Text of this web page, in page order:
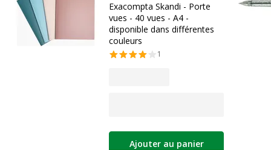
Exacompta Skandi - Porte
vues - 40 vues - A4 -
disponible dans différentes
couleurs
1
Ajouter au panier